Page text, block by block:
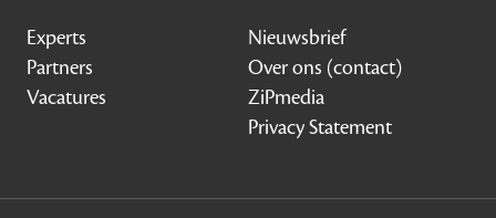
Experts
Partners
Vacatures
Nieuwsbrief
Over ons (contact)
ZiPmedia
Privacy Statement